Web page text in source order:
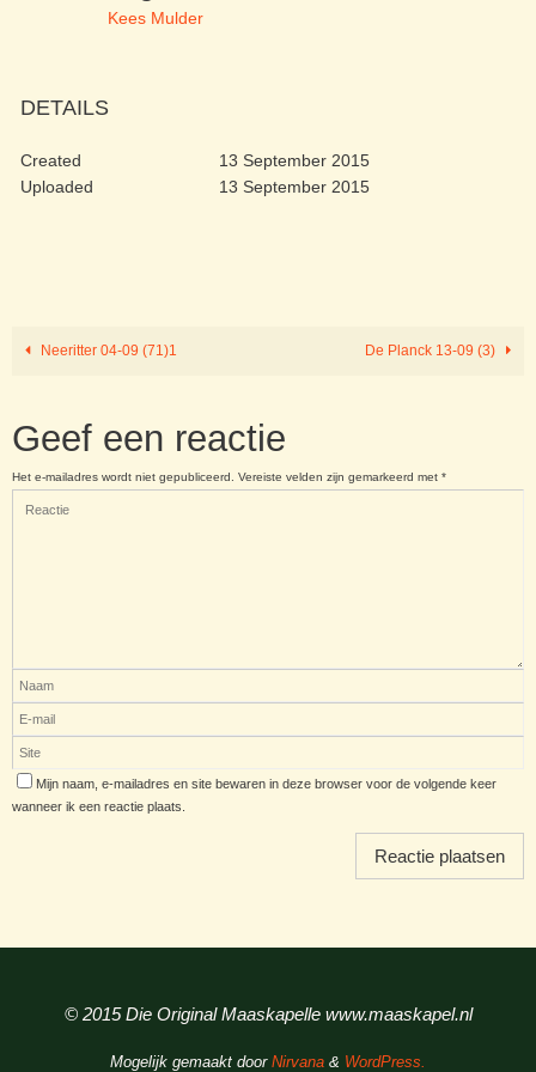
Kees Mulder
DETAILS
Created
13 September 2015
Uploaded
13 September 2015
Neeritter 04-09 (71)1 De Planck 13-09 (3)
Geef een reactie
Het e-mailadres wordt niet gepubliceerd. Vereiste velden zijn gemarkeerd met *
Mijn naam, e-mailadres en site bewaren in deze browser voor de volgende keer
wanneer ik een reactie plaats.
© 2015 Die Original Maaskapelle www.maaskapel.nl
Mogelijk gemaakt door Nirvana & WordPress.